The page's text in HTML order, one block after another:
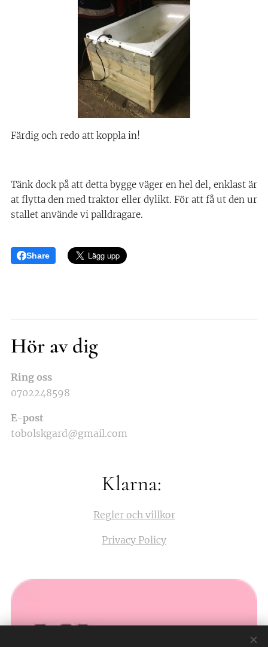
Färdig och redo att koppla in!
Tänk dock på att detta bygge väger en hel del, enklast är
at flytta den med traktor eller dylikt. För att få ut den ur
stallet använde vi palldragare.
Share
Hör av dig
Ring oss
0702248598
E-post
tobolskgard@gmail.com
Klarna:
Regler och villkor
Privacy Policy